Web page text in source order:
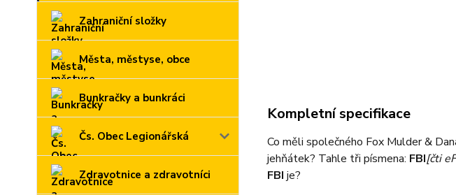
Zahraniční složky
Města, městyse, obce
Bunkračky a bunkráci
Čs. Obec Legionářská
Zdravotnice a zdravotníci
Kompletní specifikace
Co měli společného Fox Mulder &
jehňátek? Tahle tři písmena: FBI[čti
FBI je?